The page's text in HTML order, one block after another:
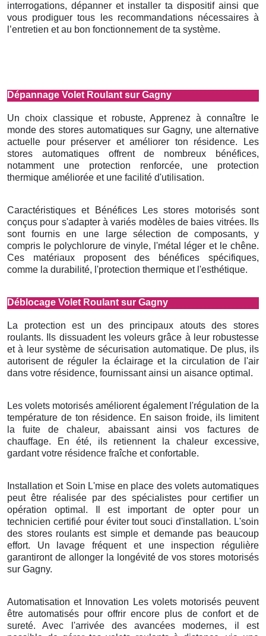
interrogations, dépanner et installer ta dispositif ainsi que
vous prodiguer tous les recommandations nécessaires à
l’entretien et au bon fonctionnement de ta système.
Dépannage Volet Roulant sur Gagny
Un choix classique et robuste, Apprenez à connaître le
monde des stores automatiques sur Gagny, une alternative
actuelle pour préserver et améliorer ton résidence. Les
stores automatiques offrent de nombreux bénéfices,
notamment une protection renforcée, une protection
thermique améliorée et une facilité d'utilisation.
Caractéristiques et Bénéfices Les stores motorisés sont
conçus pour s'adapter à variés modèles de baies vitrées. Ils
sont fournis en une large sélection de composants, y
compris le polychlorure de vinyle, l'métal léger et le chêne.
Ces matériaux proposent des bénéfices spécifiques,
comme la durabilité, l'protection thermique et l'esthétique.
Déblocage Volet Roulant sur Gagny
La protection est un des principaux atouts des stores
roulants. Ils dissuadent les voleurs grâce à leur robustesse
et à leur système de sécurisation automatique. De plus, ils
autorisent de réguler la éclairage et la circulation de l'air
dans votre résidence, fournissant ainsi un aisance optimal.
Les volets motorisés améliorent également l'régulation de la
température de ton résidence. En saison froide, ils limitent
la fuite de chaleur, abaissant ainsi vos factures de
chauffage. En été, ils retiennent la chaleur excessive,
gardant votre résidence fraîche et confortable.
Installation et Soin L'mise en place des volets automatiques
peut être réalisée par des spécialistes pour certifier un
opération optimal. Il est important de opter pour un
technicien certifié pour éviter tout souci d'installation. L'soin
des stores roulants est simple et demande pas beaucoup
effort. Un lavage fréquent et une inspection régulière
garantiront de allonger la longévité de vos stores motorisés
sur Gagny.
Automatisation et Innovation Les volets motorisés peuvent
être automatisés pour offrir encore plus de confort et de
sureté. Avec l'arrivée des avancées modernes, il est